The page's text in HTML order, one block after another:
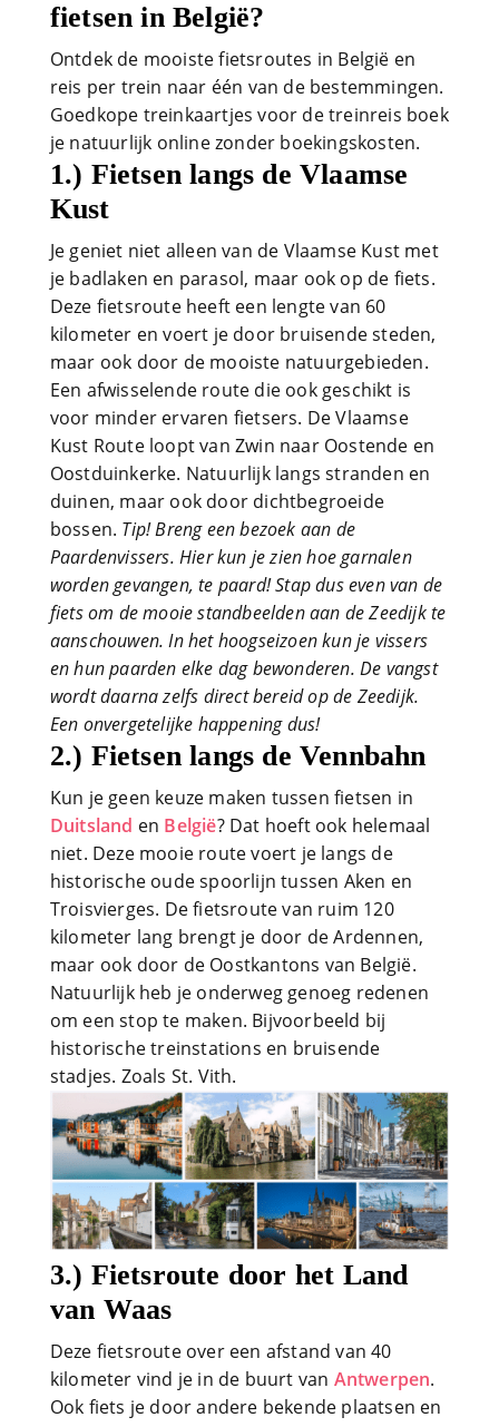
fietsen in België?
Ontdek de mooiste fietsroutes in België en
reis per trein naar één van de bestemmingen.
Goedkope treinkaartjes voor de treinreis boek
je natuurlijk online zonder boekingskosten.
1.) Fietsen langs de Vlaamse
Kust
Je geniet niet alleen van de Vlaamse Kust met
je badlaken en parasol, maar ook op de fiets.
Deze fietsroute heeft een lengte van 60
kilometer en voert je door bruisende steden,
maar ook door de mooiste natuurgebieden.
Een afwisselende route die ook geschikt is
voor minder ervaren fietsers. De Vlaamse
Kust Route loopt van Zwin naar Oostende en
Oostduinkerke. Natuurlijk langs stranden en
duinen, maar ook door dichtbegroeide
bossen. Tip! Breng een bezoek aan de
Paardenvissers. Hier kun je zien hoe garnalen
worden gevangen, te paard! Stap dus even van de
fiets om de mooie standbeelden aan de Zeedijk te
aanschouwen. In het hoogseizoen kun je vissers
en hun paarden elke dag bewonderen. De vangst
wordt daarna zelfs direct bereid op de Zeedijk.
Een onvergetelijke happening dus!
2.) Fietsen langs de Vennbahn
Kun je geen keuze maken tussen fietsen in
Duitsland en België? Dat hoeft ook helemaal
niet. Deze mooie route voert je langs de
historische oude spoorlijn tussen Aken en
Troisvierges. De fietsroute van ruim 120
kilometer lang brengt je door de Ardennen,
maar ook door de Oostkantons van België.
Natuurlijk heb je onderweg genoeg redenen
om een stop te maken. Bijvoorbeeld bij
historische treinstations en bruisende
stadjes. Zoals St. Vith.
3.) Fietsroute door het Land
van Waas
Deze fietsroute over een afstand van 40
kilometer vind je in de buurt van Antwerpen.
Ook fiets je door andere bekende plaatsen en